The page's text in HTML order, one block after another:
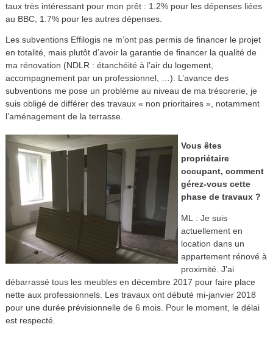
taux très intéressant pour mon prêt : 1.2% pour les dépenses liées
au BBC, 1.7% pour les autres dépenses.
Les subventions Effilogis ne m’ont pas permis de financer le projet
en totalité, mais plutôt d’avoir la garantie de financer la qualité de
ma rénovation (NDLR : étanchéité à l’air du logement,
accompagnement par un professionnel, …). L’avance des
subventions me pose un problème au niveau de ma trésorerie, je
suis obligé de différer des travaux « non prioritaires », notamment
l’aménagement de la terrasse.
Vous êtes
propriétaire
occupant, comment
gérez-vous cette
phase de travaux ?
ML : Je suis
actuellement en
location dans un
appartement rénové à
proximité. J’ai
débarrassé tous les meubles en décembre 2017 pour faire place
nette aux professionnels. Les travaux ont débuté mi-janvier 2018
pour une durée prévisionnelle de 6 mois. Pour le moment, le délai
est respecté.